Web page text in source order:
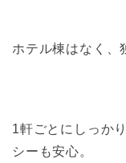
ホテル棟はなく、
1軒ごとにしっか
シーも安心。